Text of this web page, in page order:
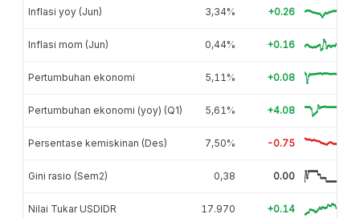
Inflasi yoy (Jun) 3,34% +0.26
Inflasi mom (Jun) 0,44% +0.16
Pertumbuhan ekonomi 5,11% +0.08
Pertumbuhan ekonomi (yoy) (Q1) 5,61% +4.08
Persentase kemiskinan (Des) 7,50% -0.75
Gini rasio (Sem2) 0,38 0.00
Nilai Tukar USDIDR 17.970 +0.14